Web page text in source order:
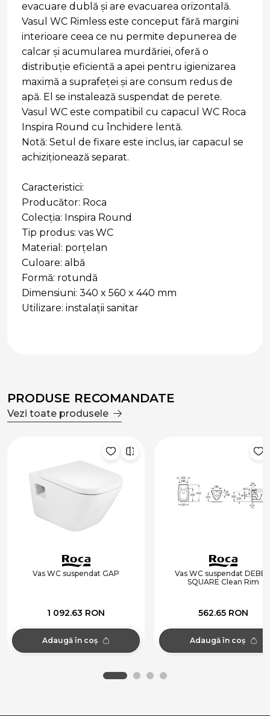
evacuare dublă și are evacuarea orizontală.
Vasul WC Rimless este conceput fără margini
interioare ceea ce nu permite depunerea de
calcar și acumularea murdăriei, oferă o
distribuție eficientă a apei pentru igienizarea
maximă a suprafeței și are consum redus de
apă. El se instalează suspendat de perete.
Vasul WC este compatibil cu capacul WC Roca
Inspira Round cu închidere lentă.
Notă: Setul de fixare este inclus, iar capacul se
achiziționează separat.
Caracteristici:
Producător: Roca
Colecția: Inspira Round
Tip produs: vas WC
Material: porțelan
Culoare: albă
Formă: rotundă
Dimensiuni: 340 x 560 x 440 mm
Utilizare: instalații sanitar
PRODUSE RECOMANDATE
Vezi toate produsele
Vas WC suspendat GAP
1 092.63 RON
Adaugă în coș
Vas WC suspendat
SQUARE Clean Rim
562.65 RON
Adaugă în coș